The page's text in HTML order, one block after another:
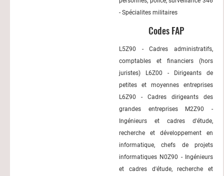
- Spécialites militaires
Codes FAP
L5Z90 - Cadres administratifs,
comptables et financiers (hors
juristes) L6Z00 - Dirigeants de
petites et moyennes entreprises
L6Z90 - Cadres dirigeants des
grandes entreprises M2Z90 -
Ingénieurs et cadres d'étude,
recherche et développement en
informatique, chefs de projets
informatiques N0Z90 - Ingénieurs
et cadres d'étude, recherche et